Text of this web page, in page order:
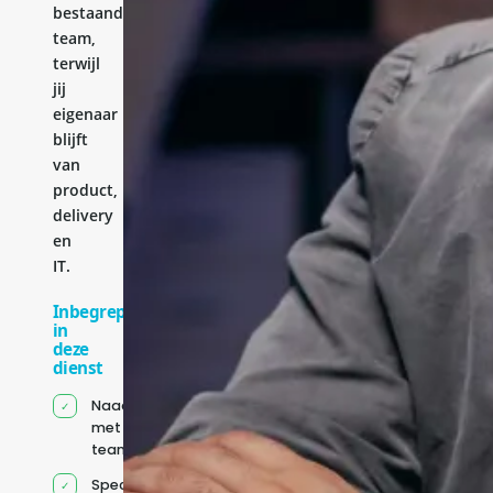
bestaande
team,
terwijl
jij
eigenaar
blijft
van
product,
delivery
en
IT.
Inbegrepen
in
deze
dienst
Naadloze integratie
met jouw bestaande
team
Specifiek voor jou